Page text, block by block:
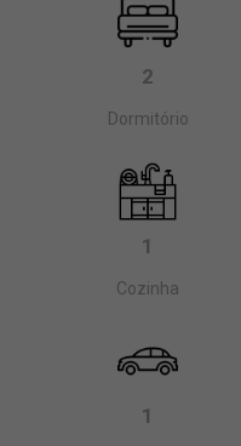
2
Dormitório
1
Cozinha
1